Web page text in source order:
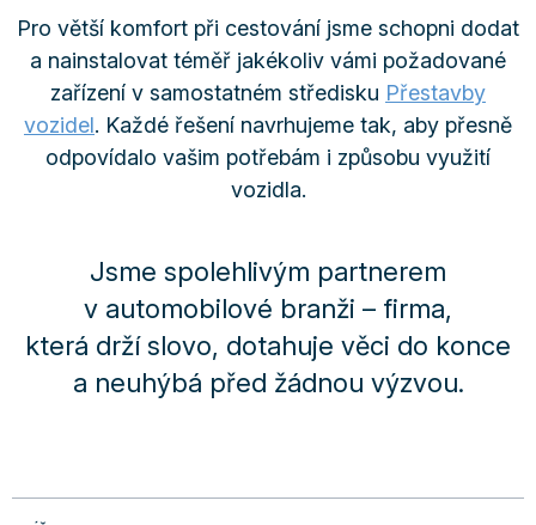
Pro větší komfort při cestování jsme schopni dodat
a nainstalovat téměř jakékoliv vámi požadované
zařízení v samostatném středisku Přestavby
vozidel. Každé řešení navrhujeme tak, aby přesně
odpovídalo vašim potřebám i způsobu využití
vozidla.
Jsme spolehlivým partnerem
v automobilové branži – firma,
která drží slovo, dotahuje věci do konce
a neuhýbá před žádnou výzvou.